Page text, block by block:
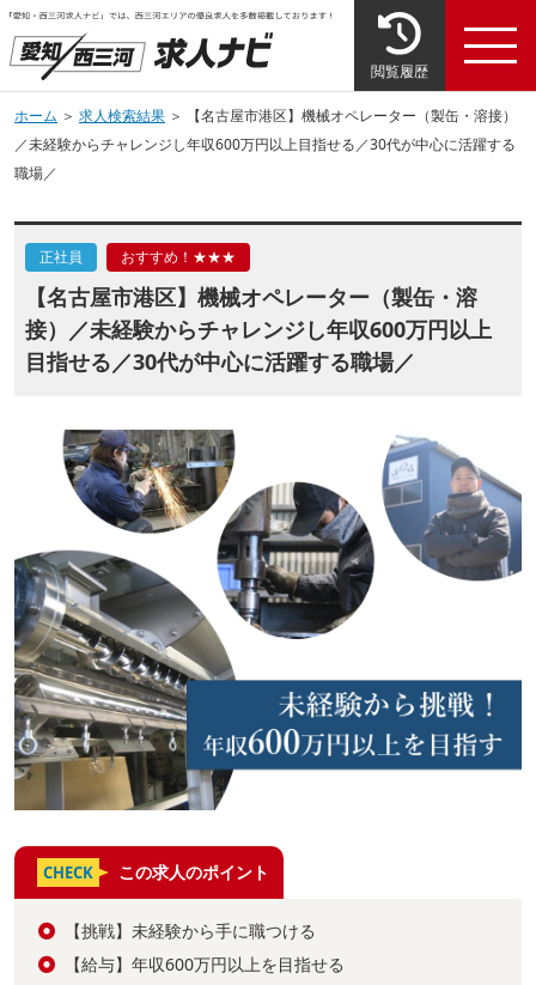
閲覧履歴
ホーム ＞ 求人検索結果 ＞ 【名古屋市港区】機械オペレーター（製缶・溶接）
／未経験からチャレンジし年収600万円以上目指せる／30代が中心に活躍する
職場／
正社員 おすすめ！★★★
【名古屋市港区】機械オペレーター（製缶・溶
接）／未経験からチャレンジし年収600万円以上
目指せる／30代が中心に活躍する職場／
CHECK この求人のポイント
【挑戦】未経験から手に職つける
【給与】年収600万円以上を目指せる